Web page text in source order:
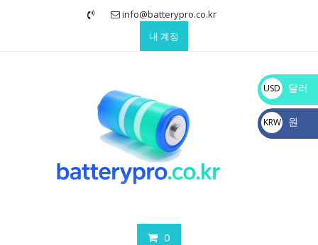
info@batterypro.co.kr
내 계정
0
USD
$
달러
KRW
₩
원